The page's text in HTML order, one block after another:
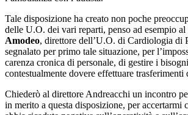
Tale disposizione ha creato non poche
delle U.O. dei vari reparti, penso ad esempio al
Amodeo, direttore dell’U.O. di Cardiologia di
segnalato per primo tale situazione, per
carenza cronica di personale, di gestire i
contestualmente dovere effettuare trasferimenti
Chiederò al direttore Andreacchi un incontro
in merito a questa disposizione, per accertarmi